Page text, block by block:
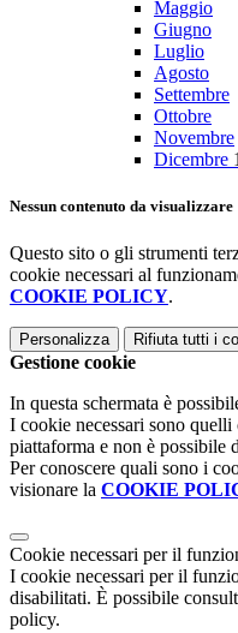
Maggio
Giugno
Luglio
Agosto
Settembre
Ottobre
Novembre
Dicembre 1
Nessun contenuto da visualizzare
Questo sito o gli strumenti
cookie necessari al
COOKIE POLICY.
Personalizza Rifiuta tutti i
Gestione cookie
In questa schermata è
I cookie necessari sono
piattaforma e non è possibile
Per conoscere quali sono i
visionare la COOKIE
Cookie necessari per il
I cookie necessari per il
disabilitati. È possibile
policy.